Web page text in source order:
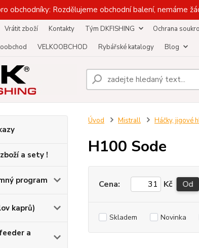
obchodníky: Rozdělujeme obchodní balení, nemáme
Vrátit zboží Kontakty Tým DKFISHING Ochrana
VELKOOBCHOD Rybářské katalogy Blog
a sety !
program
kaprů)
a
Úvod Mistrall Háčky, jigové
H100 Sode
Cena: Kč Od
Skladem Novinka